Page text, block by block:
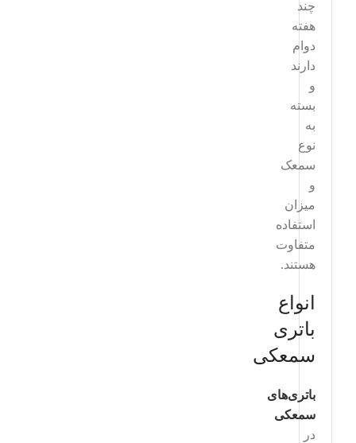
چند
هفته
دوام
دارند
و
بسته
به
نوع
سمعک
و
میزان
استفاده
متفاوت
هستند.
انواع
باتری
سمعکی
باتری‌های
سمعکی
در